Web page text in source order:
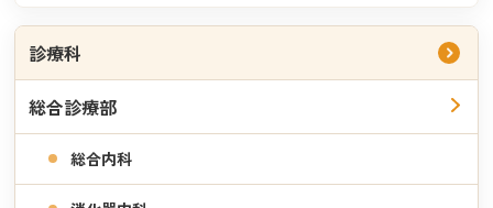
性腰痛症 肩関節周囲炎
四肢の関節痛
変形性膝関節症 変形性股関節症 半月板損傷
上肢の骨折
撓骨遠位端骨折 肘関節内骨折 手指の骨折
その他
谷田部 拓
・部長
診療科
総合診療部
総合内科